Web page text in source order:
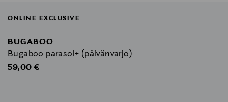
ONLINE EXCLUSIVE
BUGABOO
Bugaboo parasol+ (päivänvarjo)
Original Price
59,00 €